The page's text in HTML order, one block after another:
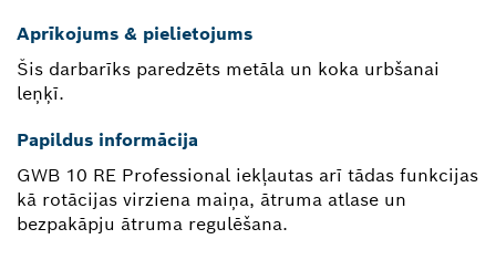
Aprīkojums & pielietojums
Šis darbarīks paredzēts metāla un koka urbšanai
leņķī.
Papildus informācija
GWB 10 RE Professional iekļautas arī tādas funkcijas
kā rotācijas virziena maiņa, ātruma atlase un
bezpakāpju ātruma regulēšana.